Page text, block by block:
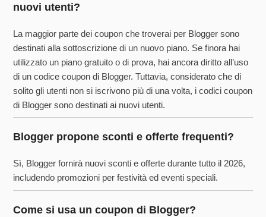
nuovi utenti?
La maggior parte dei coupon che troverai per Blogger sono
destinati alla sottoscrizione di un nuovo piano. Se finora hai
utilizzato un piano gratuito o di prova, hai ancora diritto all’uso
di un codice coupon di Blogger. Tuttavia, considerato che di
solito gli utenti non si iscrivono più di una volta, i codici coupon
di Blogger sono destinati ai nuovi utenti.
Blogger propone sconti e offerte frequenti?
Sì, Blogger fornirà nuovi sconti e offerte durante tutto il 2026,
includendo promozioni per festività ed eventi speciali.
Come si usa un coupon di Blogger?